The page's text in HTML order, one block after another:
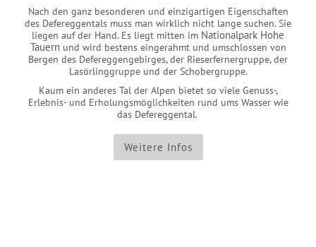
Nach den ganz besonderen und einzigartigen Eigenschaften
des Defereggentals muss man wirklich nicht lange suchen. Sie
liegen auf der Hand. Es liegt mitten im Nationalpark Hohe
Tauernund wird bestens eingerahmt und umschlossen von
Bergen des Defereggengebirges, der Rieserfernergruppe, der
Lasörlinggruppe und der Schobergruppe.
Kaum ein anderes Tal der Alpen bietet so viele Genuss-,
Erlebnis- und Erholungsmöglichkeiten rund ums Wasser wie
das Defereggental.
Weitere Infos